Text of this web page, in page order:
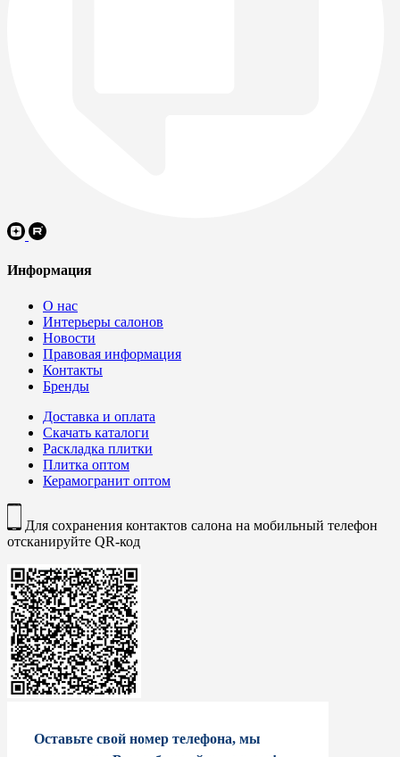
Информация
О нас
Интерьеры салонов
Новости
Правовая информация
Контакты
Бренды
Доставка и оплата
Скачать каталоги
Раскладка плитки
Плитка оптом
Керамогранит оптом
Для сохранения контактов салона на мобильный телефон
отсканируйте QR-код
Оставьте свой номер телефона, мы